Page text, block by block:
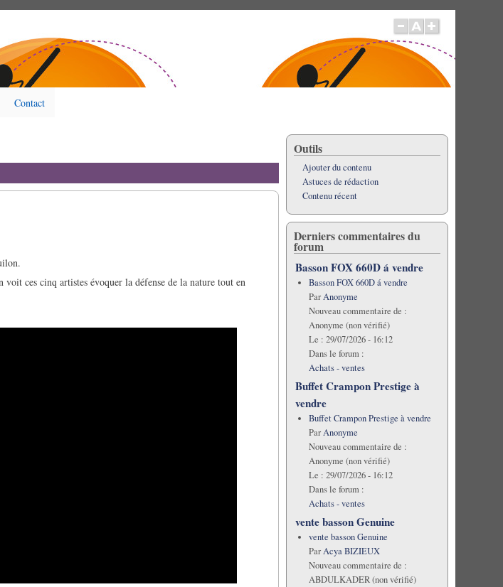
Contact
ces cinq artistes évoquer la défense de la nature tout en
Outils
Ajouter du contenu
Astuces de rédaction
Contenu récent
Derniers commentaires du
forum
Basson FOX 660D á vendre
Basson FOX 660D á vendre
ParAnonyme
Nouveau commentaire de :
Anonyme (non vérifié)
Le : 29/07/2026 - 16:12
Dans le forum :
Achats - ventes
Buffet Crampon Prestige à
vendre
Buffet Crampon Prestige à vendre
ParAnonyme
Nouveau commentaire de :
Anonyme (non vérifié)
Le : 29/07/2026 - 16:12
Dans le forum :
Achats - ventes
vente basson Genuine
vente basson Genuine
ParAcya BIZIEUX
Nouveau commentaire de :
ABDULKADER (non vérifié)